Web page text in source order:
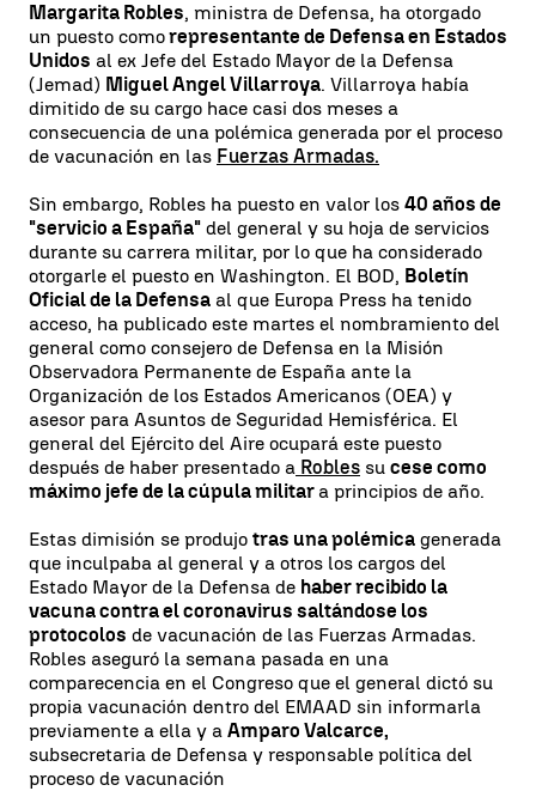
Margarita Robles, ministra de Defensa, ha otorgado
un puesto comorepresentante de Defensa en Estados
Unidos al ex Jefe del Estado Mayor de la Defensa
(Jemad) Miguel Angel Villarroya. Villarroya había
dimitido de su cargo hace casi dos meses a
consecuencia de una polémica generada por el proceso
de vacunación en las Fuerzas Armadas.
Sin embargo, Robles ha puesto en valor los 40 años de
"servicio a España" del general y su hoja de servicios
durante su carrera militar, por lo que ha considerado
otorgarle el puesto en Washington. El BOD, Boletín
Oficial de la Defensa al que Europa Press ha tenido
acceso, ha publicado este martes el nombramiento del
general como consejero de Defensa en la Misión
Observadora Permanente de España ante la
Organización de los Estados Americanos (OEA) y
asesor para Asuntos de Seguridad Hemisférica. El
general del Ejército del Aire ocupará este puesto
después de haber presentado a Robles su cese como
máximo jefe de la cúpula militar a principios de año.
Estas dimisión se produjo tras una polémica generada
que inculpaba al general y a otros los cargos del
Estado Mayor de la Defensa de haber recibido la
vacuna contra el coronavirus saltándose los
protocolos de vacunación de las Fuerzas Armadas.
Robles aseguró la semana pasada en una
comparecencia en el Congreso que el general dictó su
propia vacunación dentro del EMAAD sin informarla
previamente a ella y a Amparo Valcarce,
subsecretaria de Defensa y responsable política del
proceso de vacunación